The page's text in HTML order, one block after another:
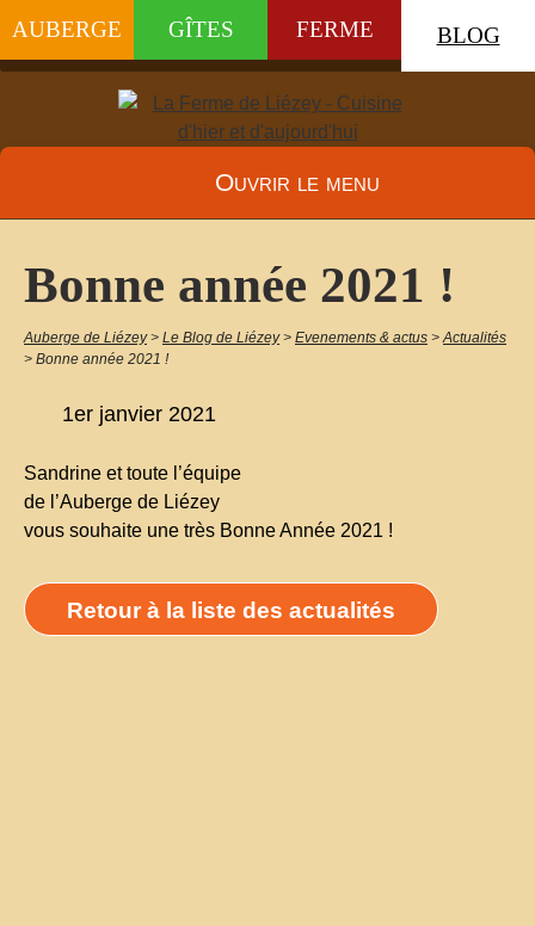
AUBERGE GÎTES FERME BLOG
Ouvrir le menu
Bonne année 2021 !
Auberge de Liézey > Le Blog de Liézey > Evenements & actus >Actualités
> Bonne année 2021 !
1er janvier 2021
Sandrine et toute l’équipe
de l’Auberge de Liézey
vous souhaite une très Bonne Année 2021 !
Retour à la liste des actualités